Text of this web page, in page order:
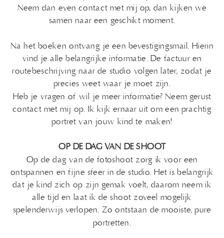
Neem dan even contact met mij op, dan kijken we
samen naar een geschikt moment.
Na het boeken ontvang je een bevestigingsmail. Hierin
vind je alle belangrijke informatie. De factuur en
routebeschrijving naar de studio volgen later, zodat je
precies weet waar je moet zijn.
Heb je vragen of wil je meer informatie? Neem gerust
contact met mij op. Ik kijk ernaar uit om een prachtig
portret van jouw kind te maken!
OP DE DAG VAN DE SHOOT
Op de dag van de fotoshoot zorg ik voor een
ontspannen en fijne sfeer in de studio. Het is belangrijk
dat je kind zich op zijn gemak voelt, daarom neem ik
alle tijd en laat ik de shoot zoveel mogelijk
spelenderwijs verlopen. Zo ontstaan de mooiste, pure
portretten.